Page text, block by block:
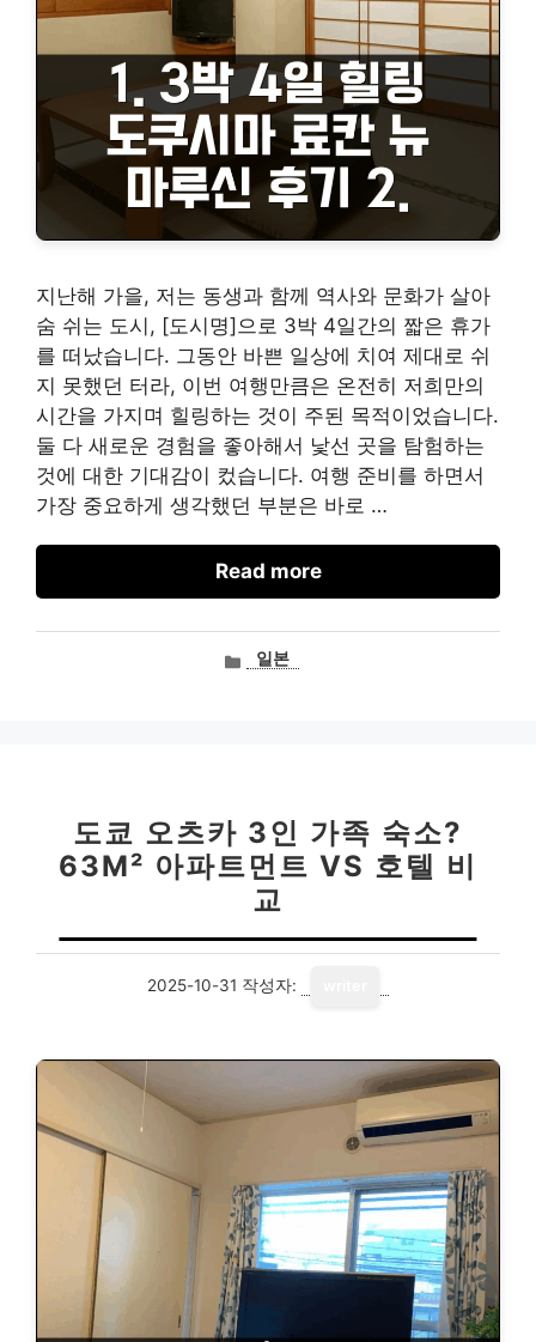
지난해 가을, 저는 동생과 함께 역사와 문화가 살아
숨 쉬는 도시, [도시명]으로 3박 4일간의 짧은 휴가
를 떠났습니다. 그동안 바쁜 일상에 치여 제대로 쉬
지 못했던 터라, 이번 여행만큼은 온전히 저희만의
시간을 가지며 힐링하는 것이 주된 목적이었습니다.
둘 다 새로운 경험을 좋아해서 낯선 곳을 탐험하는
것에 대한 기대감이 컸습니다. 여행 준비를 하면서
가장 중요하게 생각했던 부분은 바로 …
Read more
카일본
도쿄 오츠카 3인 가족 숙소?
63M² 아파트먼트 VS 호텔 비
교
2025-10-31 작성자: